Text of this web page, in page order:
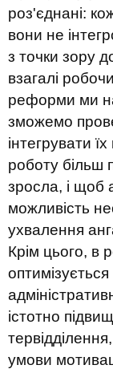
роз'єднані:
вони не
з точки зору
взагалі
реформи ми
зможемо
інтегрувати
роботу більш
зросла, і щоб
можливість
ухвалення
Крім цього, в
оптимізується
істотно
умови